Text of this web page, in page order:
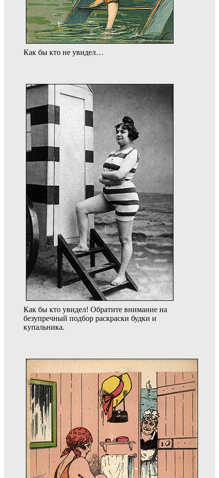
Как бы кто не увидел…
Как бы кто увидел! Обратите внимание на
безупречный подбор раскраски будки и
купальника.